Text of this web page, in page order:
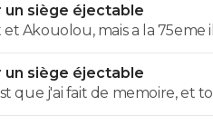
ca on va droit à la
un siège éjectable
Akouolou, mais a la 75eme
tu es en position de qualifié
un siège éjectable
que j'ai fait de memoire, et
au lieu de 25, et 19eme